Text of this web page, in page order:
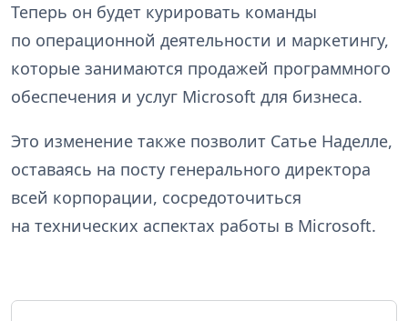
Теперь он будет курировать команды
по операционной деятельности и маркетингу,
которые занимаются продажей программного
обеспечения и услуг Microsoft для бизнеса.
Это изменение также позволит Сатье Наделле,
оставаясь на посту генерального директора
всей корпорации, сосредоточиться
на технических аспектах работы в Microsoft.